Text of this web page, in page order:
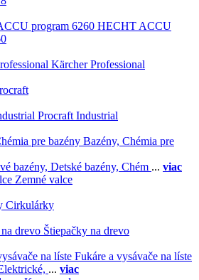
HECHT ACCU
Kärcher Professional
Procraft Industrial
Bazény, Chémia pre
bazény, Detské bazény, Chém ... viac
Zemné valce
Cirkulárky
Štiepačky na drevo
Fukáre a vysávače na líste
... viac